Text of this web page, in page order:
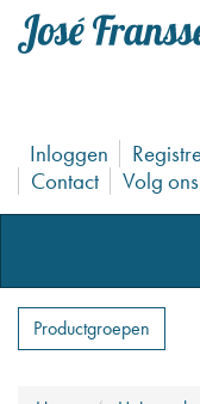
Inloggen
Contact
Volg
Productgroepen